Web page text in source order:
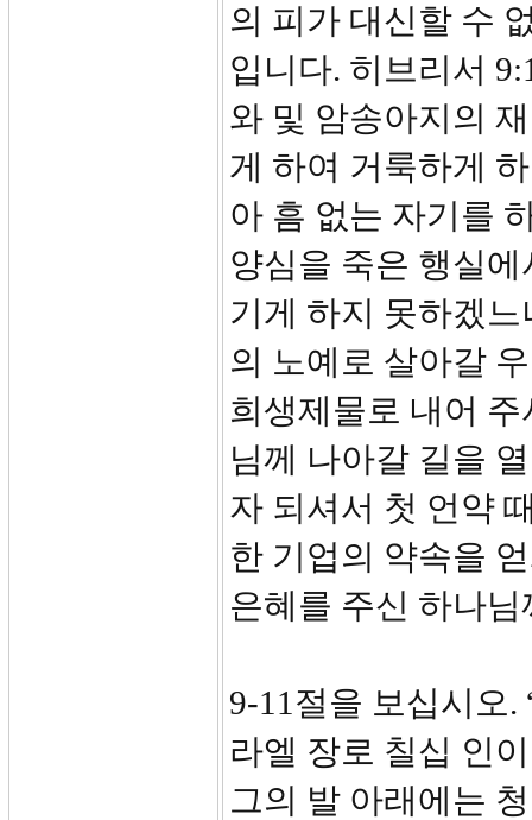
의 피가 대신할 수
입니다. 히브리서
와 및 암송아지의
게 하여 거룩하게
아 흠 없는 자기를
양심을 죽은 행실
기게 하지 못하겠
의 노예로 살아갈
희생제물로 내어
님께 나아갈 길을
자 되셔서 첫 언약
한 기업의 약속을
은혜를 주신 하나
9-11절을 보십시오
라엘 장로 칠십 인
그의 발 아래에는